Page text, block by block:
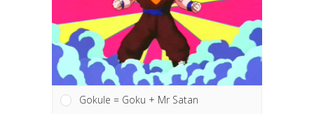
Gokule = Goku + Mr Satan